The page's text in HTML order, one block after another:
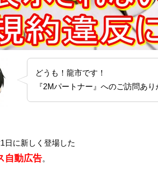
どうも！龍市です！
『2Mパートナー』へのご訪問あ
日に新しく登場した
自動広告。